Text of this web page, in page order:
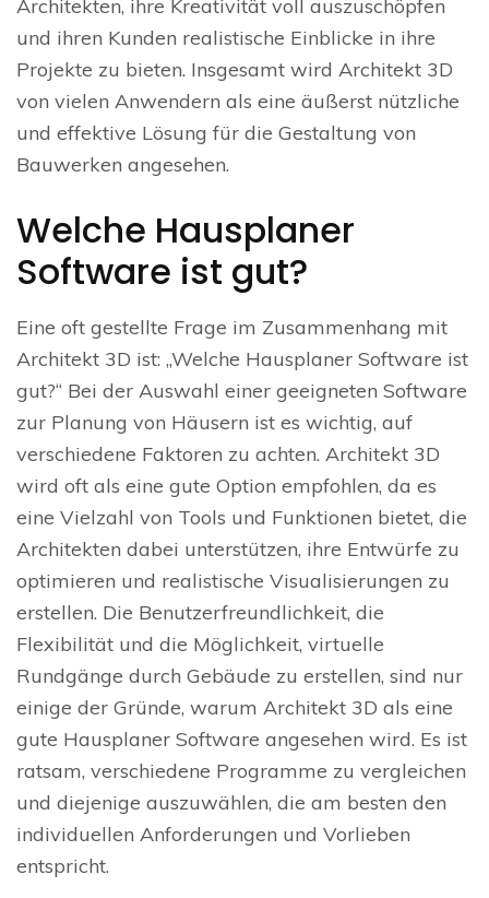
Architekten, ihre Kreativität voll auszuschöpfen
und ihren Kunden realistische Einblicke in ihre
Projekte zu bieten. Insgesamt wird Architekt 3D
von vielen Anwendern als eine äußerst nützliche
und effektive Lösung für die Gestaltung von
Bauwerken angesehen.
Welche Hausplaner
Software ist gut?
Eine oft gestellte Frage im Zusammenhang mit
Architekt 3D ist: „Welche Hausplaner Software ist
gut?“ Bei der Auswahl einer geeigneten Software
zur Planung von Häusern ist es wichtig, auf
verschiedene Faktoren zu achten. Architekt 3D
wird oft als eine gute Option empfohlen, da es
eine Vielzahl von Tools und Funktionen bietet, die
Architekten dabei unterstützen, ihre Entwürfe zu
optimieren und realistische Visualisierungen zu
erstellen. Die Benutzerfreundlichkeit, die
Flexibilität und die Möglichkeit, virtuelle
Rundgänge durch Gebäude zu erstellen, sind nur
einige der Gründe, warum Architekt 3D als eine
gute Hausplaner Software angesehen wird. Es ist
ratsam, verschiedene Programme zu vergleichen
und diejenige auszuwählen, die am besten den
individuellen Anforderungen und Vorlieben
entspricht.